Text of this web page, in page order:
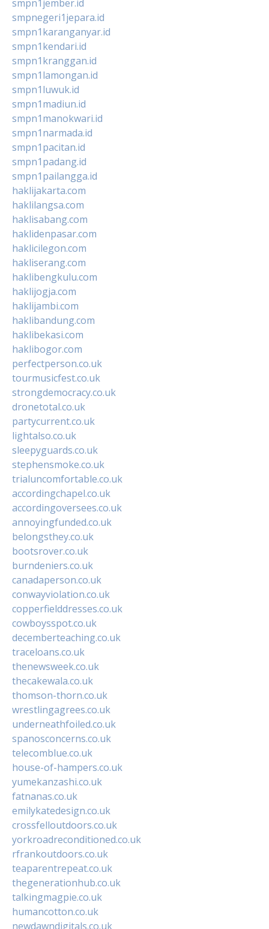
smpn1jember.id
smpnegeri1jepara.id
smpn1karanganyar.id
smpn1kendari.id
smpn1kranggan.id
smpn1lamongan.id
smpn1luwuk.id
smpn1madiun.id
smpn1manokwari.id
smpn1narmada.id
smpn1pacitan.id
smpn1padang.id
smpn1pailangga.id
haklijakarta.com
haklilangsa.com
haklisabang.com
haklidenpasar.com
haklicilegon.com
hakliserang.com
haklibengkulu.com
haklijogja.com
haklijambi.com
haklibandung.com
haklibekasi.com
haklibogor.com
perfectperson.co.uk
tourmusicfest.co.uk
strongdemocracy.co.uk
dronetotal.co.uk
partycurrent.co.uk
lightalso.co.uk
sleepyguards.co.uk
stephensmoke.co.uk
trialuncomfortable.co.uk
accordingchapel.co.uk
accordingoversees.co.uk
annoyingfunded.co.uk
belongsthey.co.uk
bootsrover.co.uk
burndeniers.co.uk
canadaperson.co.uk
conwayviolation.co.uk
copperfielddresses.co.uk
cowboysspot.co.uk
decemberteaching.co.uk
traceloans.co.uk
thenewsweek.co.uk
thecakewala.co.uk
thomson-thorn.co.uk
wrestlingagrees.co.uk
underneathfoiled.co.uk
spanosconcerns.co.uk
telecomblue.co.uk
house-of-hampers.co.uk
yumekanzashi.co.uk
fatnanas.co.uk
emilykatedesign.co.uk
crossfelloutdoors.co.uk
yorkroadreconditioned.co.uk
rfrankoutdoors.co.uk
teaparentrepeat.co.uk
thegenerationhub.co.uk
talkingmagpie.co.uk
humancotton.co.uk
newdawndigitals.co.uk